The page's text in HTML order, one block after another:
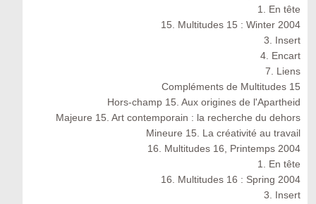
1. En tête
15. Multitudes 15 : Winter 2004
3. Insert
4. Encart
7. Liens
Compléments de Multitudes 15
Hors-champ 15. Aux origines de l'Apartheid
Majeure 15. Art contemporain : la recherche du dehors
Mineure 15. La créativité au travail
16. Multitudes 16, Printemps 2004
1. En tête
16. Multitudes 16 : Spring 2004
3. Insert